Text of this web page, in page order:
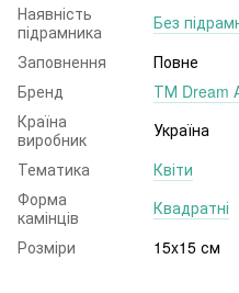
Наявність
підрамника
Без
Заповнення
Повне
Бренд
ТМ Dream
Країна
виробник
Україна
Тематика
Квіти
Форма
камінців
Квадратні
Розміри
15x15 см